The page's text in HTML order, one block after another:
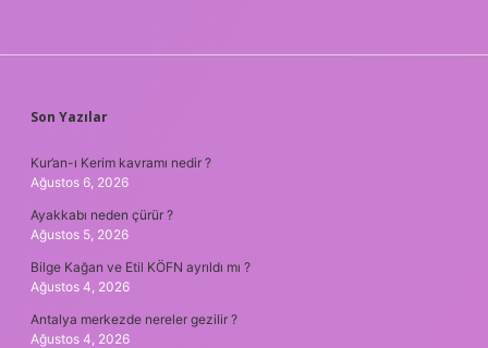
SIDEBAR
Son Yazılar
Kur’an-ı Kerim kavramı nedir ?
Ağustos 6, 2026
Ayakkabı neden çürür ?
Ağustos 5, 2026
Bilge Kağan ve Etil KÖFN ayrıldı mı ?
Ağustos 4, 2026
Antalya merkezde nereler gezilir ?
Ağustos 4, 2026